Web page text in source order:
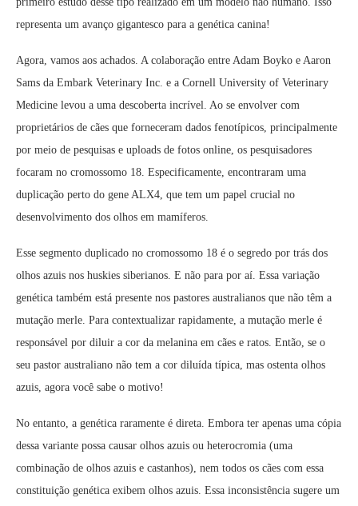
representa um avanço gigantesco para a genética canina!
Agora, vamos aos achados. A colaboração entre Adam Boyko e Aaron
Sams da Embark Veterinary Inc. e a Cornell University of Veterinary
Medicine levou a uma descoberta incrível. Ao se envolver com
proprietários de cães que forneceram dados fenotípicos, principalmente
por meio de pesquisas e uploads de fotos online, os pesquisadores
focaram no cromossomo 18. Especificamente, encontraram uma
duplicação perto do gene ALX4, que tem um papel crucial no
desenvolvimento dos olhos em mamíferos.
Esse segmento duplicado no cromossomo 18 é o segredo por trás dos
olhos azuis nos huskies siberianos. E não para por aí. Essa variação
genética também está presente nos pastores australianos que não têm a
mutação merle. Para contextualizar rapidamente, a mutação merle é
responsável por diluir a cor da melanina em cães e ratos. Então, se o
seu pastor australiano não tem a cor diluída típica, mas ostenta olhos
azuis, agora você sabe o motivo!
No entanto, a genética raramente é direta. Embora ter apenas uma cópia
dessa variante possa causar olhos azuis ou heterocromia (uma
combinação de olhos azuis e castanhos), nem todos os cães com essa
constituição genética exibem olhos azuis. Essa inconsistência sugere um